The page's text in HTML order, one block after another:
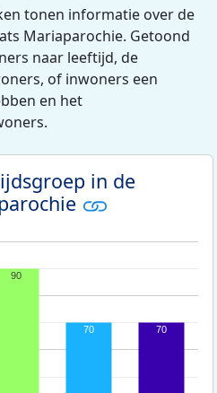
tonen informatie over de
Mariaparochie. Getoond
naar leeftijd, de
of inwoners een
en het
in de
90
70 70